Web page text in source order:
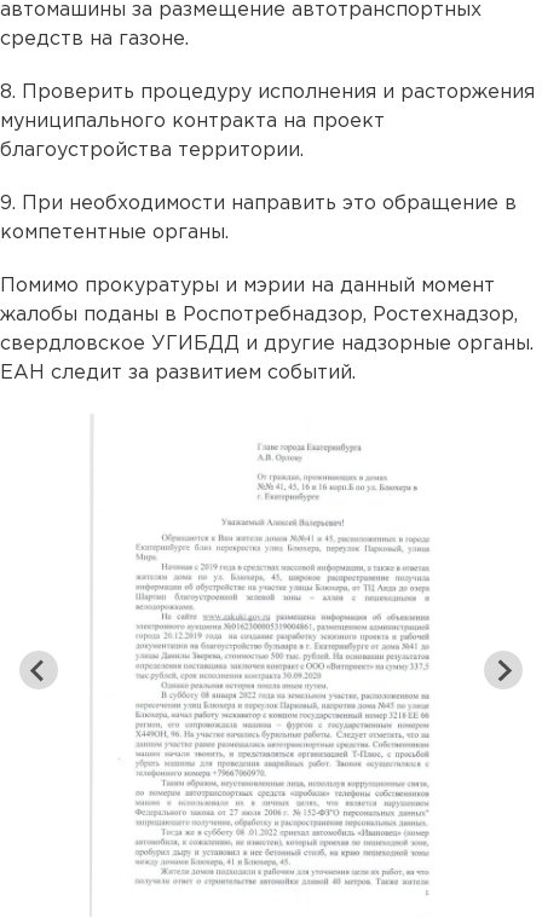
автомашины за размещение автотранспортных
средств на газоне.
8. Проверить процедуру исполнения и расторжения
муниципального контракта на проект
благоустройства территории.
9. При необходимости направить это обращение в
компетентные органы.
Помимо прокуратуры и мэрии на данный момент
жалобы поданы в Роспотребнадзор, Ростехнадзор,
свердловское УГИБДД и другие надзорные органы.
ЕАН следит за развитием событий.